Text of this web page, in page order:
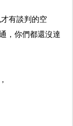
有談判的空
，你們都還沒達